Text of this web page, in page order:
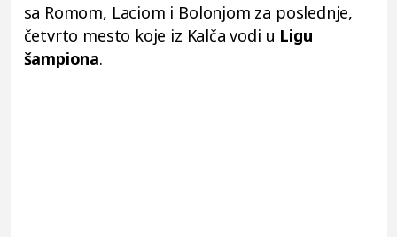
sa Romom, Laciom i Bolonjom za poslednje,
četvrto mesto koje iz Kalča vodi u Ligu
šampiona.